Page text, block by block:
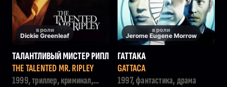
в роли
Dickie Greenleaf
ТАЛАНТЛИВЫЙ МИСТЕР РИПЛ
И
THE TALENTED MR. RIPLEY
1999, триллер, криминал,
в роли
Jerome Eugene Morrow
ГАТТАКА
GATTACA
1997, фантастика, драма